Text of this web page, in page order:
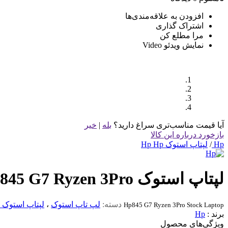
افزودن به علاقه‌مندی‌ها
اشتراک گذاری
مرا مطلع کن
نمایش ویدئو Video
آیا قیمت مناسب‌تری سراغ دارید؟ بله | خیر
بازخورد درباره این کالا
Hp
/ لپتاپ استوک Hp Hp
لپتاپ استوک Hp 845 G7 Ryzen 3Pro
Hp845 G7 Ryzen 3Pro Stock Laptop دسته: لپ تاپ استوک ، لپتاپ استوک Hp
برند : Hp
ویژگی‌های محصول